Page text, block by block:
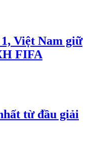
Việt Nam giữ
FIFA
từ đầu giải